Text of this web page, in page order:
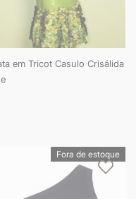
em Tricot Casulo Crisálida
à lista de desejos
Fora de estoque